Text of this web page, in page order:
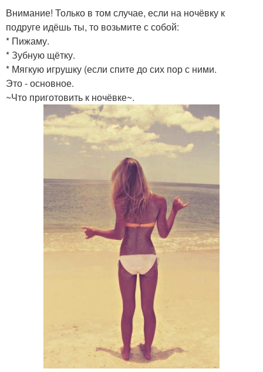
Внимание! Только в том случае, если на ночёвку к
подруге идёшь ты, то возьмите с собой:
* Пижаму.
* Зубную щётку.
* Мягкую игрушку (если спите до сих пор с ними.
Это - основное.
~Что приготовить к ночёвке~.